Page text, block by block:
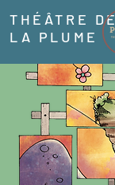
THÉÂTRE DE
LA PLUME